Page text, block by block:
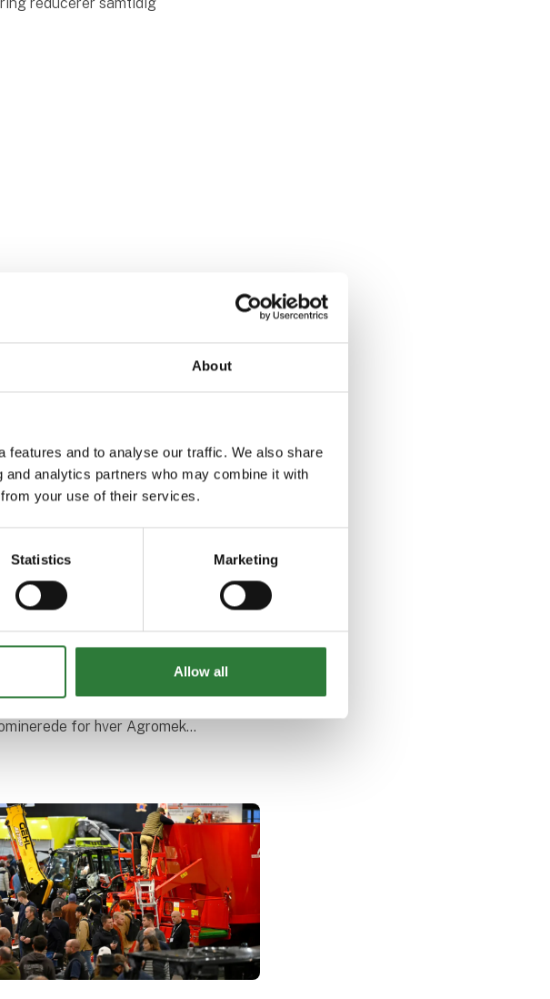
About
features and to analyse our traffic. We also share
analytics partners who may combine it with
your use of their services.
Statistics Marketing
Allow all
2022
af Agromek Awards udpeges
to- og trestjernede nyheder. Der
for hver Agromek
der konkurrerer om